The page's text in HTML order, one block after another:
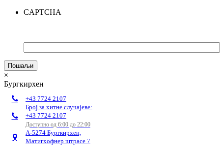
CAPTCHA
×
Бургкирхен
+43 7724 2107
Број за хитне случајеве:
+43 7724 2107
Доступно од 6:00 до 22:00
А-5274 Бургкирхен,
Матигхофнер штрасе 7